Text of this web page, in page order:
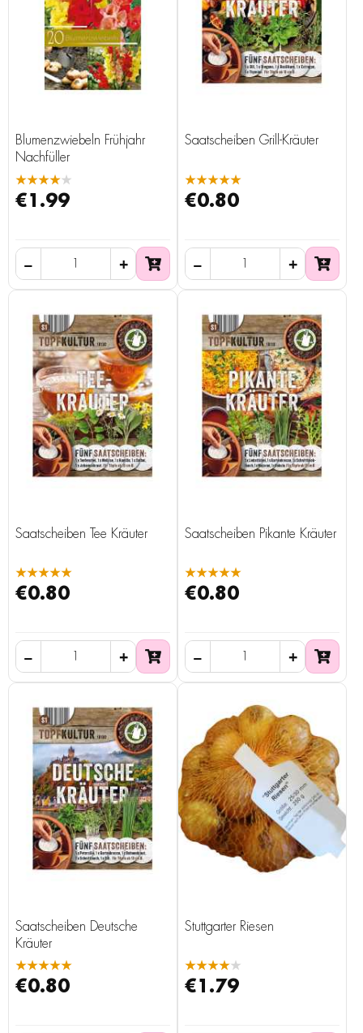
Blumenzwiebeln Frühjahr
Nachfüller
★★★★★
€1.99
Saatscheiben Grill-Kräuter
★★★★★
€0.80
Saatscheiben Tee Kräuter
★★★★★
€0.80
Saatscheiben Pikante Kräuter
★★★★★
€0.80
Saatscheiben Deutsche
Kräuter
★★★★★
€0.80
Stuttgarter Riesen
★★★★★
€1.79